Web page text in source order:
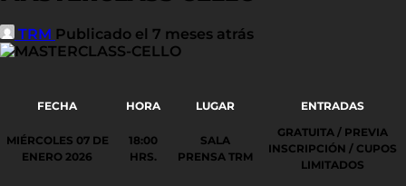
TRM Publicado el 7 meses atrás
FECHA HORA LUGAR ENTRADAS
MIÉRCOLES 07 DE
ENERO 2026
18:00
HRS.
SALA
PRENSA TRM
GRATUITA / PREVIA
INSCRIPCIÓN / CUPOS
LIMITADOS